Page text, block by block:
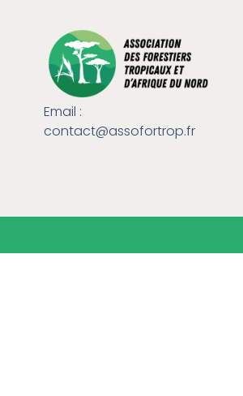
Email :
contact@assofortrop.fr​